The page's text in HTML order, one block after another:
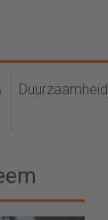
Duurzaamheid